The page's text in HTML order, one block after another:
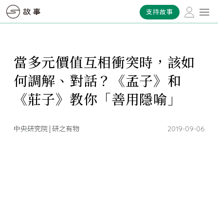
支持故事
當多元價值互相衝突時，該如
何調解、對話？《孟子》和
《莊子》教你「善用隱喻」
中央研究院 | 研之有物 2019-09-06